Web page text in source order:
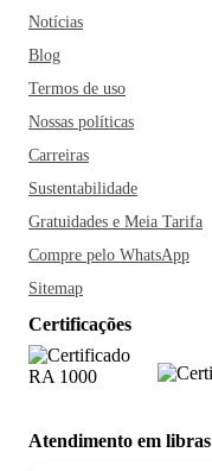
Notícias
Blog
Termos de uso
Nossas políticas
Carreiras
Sustentabilidade
Gratuidades e Meia Tarifa
Compre pelo WhatsApp
Sitemap
Certificações
Atendimento em libras